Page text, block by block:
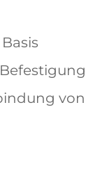
von